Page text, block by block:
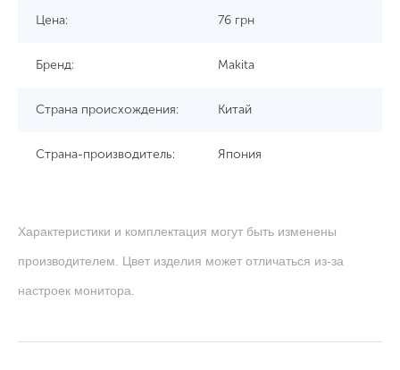
Цена: 76 грн
Бренд: Makita
Страна происхождения: Китай
Страна-производитель: Япония
Характеристики и комплектация могут быть изменены
производителем. Цвет изделия может отличаться из-за
настроек монитора.